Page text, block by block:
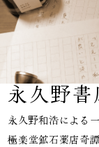
永久野
永久野和浩による
極楽堂鉱石薬店奇